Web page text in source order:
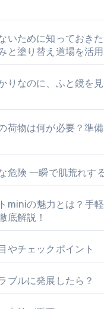
いために知っておき
と塗り替え道場を活
りなのに、ふと鏡を
荷物は何が必要？準
危険 一瞬で肌荒れす
miniの魅力とは？手
底解説！
やチェックポイント
ブルに発展したら？